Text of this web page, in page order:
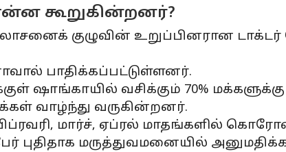
கூறுகின்றனர்?
குழுவின் உறுப்பினரான டாக்டர்
பாதிக்கப்பட்டுள்ளனர்.
ஷாங்காயில் வசிக்கும் 70%
வாழ்ந்து வருகின்றனர்.
பிப்ரவரி, மார்ச், ஏப்ரல் மாதங்களில்
புதிதாக மருத்துவமனையில்